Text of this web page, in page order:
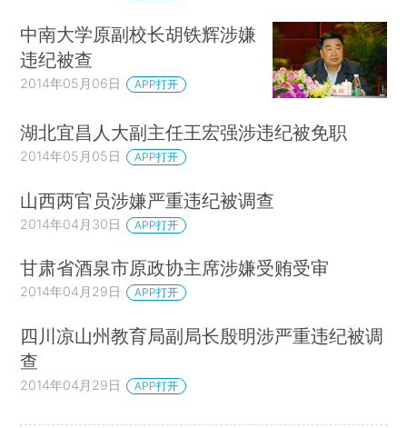
中南大学原副校长胡铁辉涉嫌
违纪被查
2014年05月06日 APP打开
湖北宜昌人大副主任王宏强涉违纪被免职
2014年05月05日 APP打开
山西两官员涉嫌严重违纪被调查
2014年04月30日 APP打开
甘肃省酒泉市原政协主席涉嫌受贿受审
2014年04月29日 APP打开
四川凉山州教育局副局长殷明涉严重违纪被调
查
2014年04月29日 APP打开